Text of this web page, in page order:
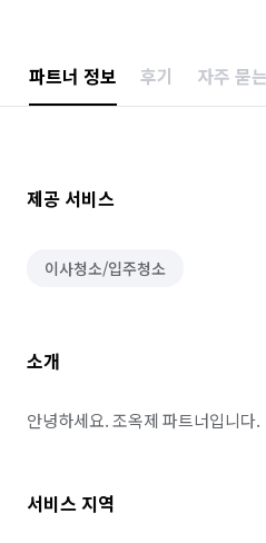
파트너 정보 후기 자주 묻
제공 서비스
이사청소/입주청소
소개
안녕하세요. 조옥제 파트너입니다.
서비스 지역